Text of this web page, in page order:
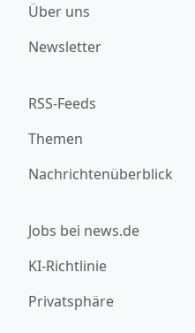
Über uns
Newsletter
RSS-Feeds
Themen
Nachrichtenüberblick
Jobs bei news.de
KI-Richtlinie
Privatsphäre